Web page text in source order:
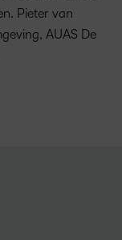
Pieter van
AUAS De